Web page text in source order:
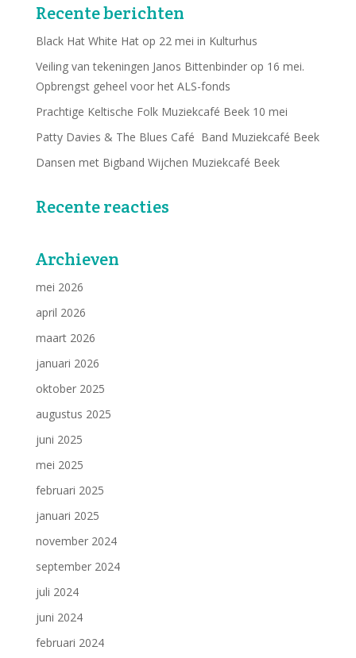
Recente berichten
Black Hat White Hat op 22 mei in Kulturhus
Veiling van tekeningen Janos Bittenbinder op 16 mei.
Opbrengst geheel voor het ALS-fonds
Prachtige Keltische Folk Muziekcafé Beek 10 mei
Patty Davies & The Blues Café Band Muziekcafé Beek
Dansen met Bigband Wijchen Muziekcafé Beek
Recente reacties
Archieven
mei 2026
april 2026
maart 2026
januari 2026
oktober 2025
augustus 2025
juni 2025
mei 2025
februari 2025
januari 2025
november 2024
september 2024
juli 2024
juni 2024
februari 2024